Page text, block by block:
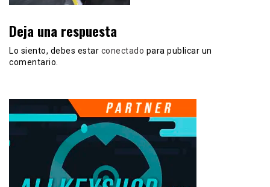
Deja una respuesta
Lo siento, debes estar conectado para publicar un
comentario.